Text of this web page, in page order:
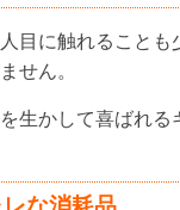
目に触れることも
せん。
生かして喜ばれる